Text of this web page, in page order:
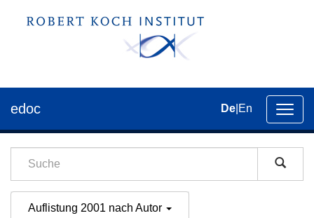
der
edoc De En
Auflistung 2001 nach Autor